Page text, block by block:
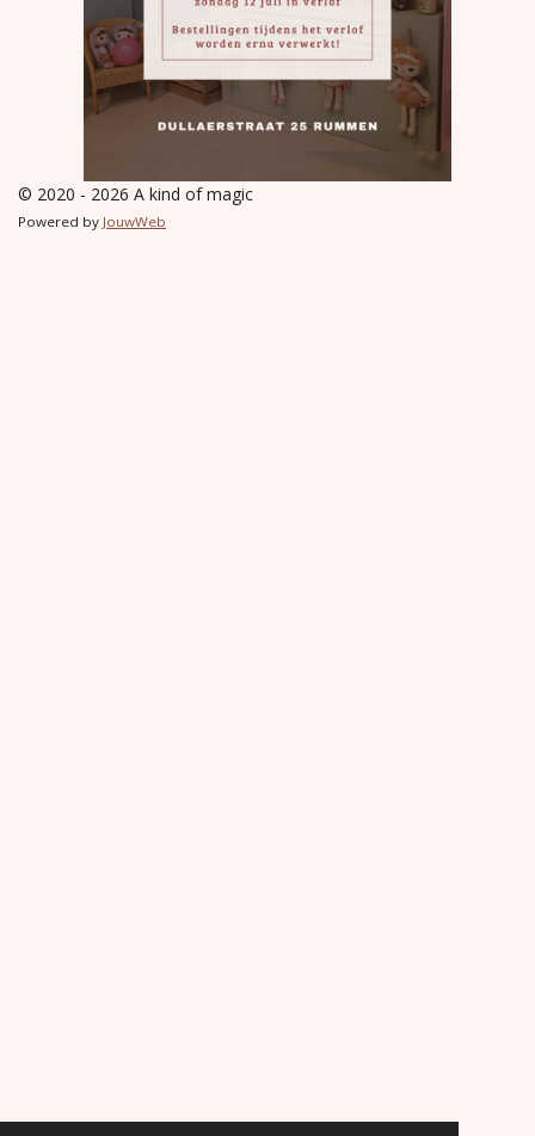
© 2020 - 2026 A kind of magic
Powered by JouwWeb